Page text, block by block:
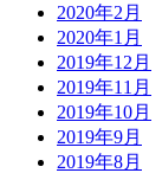
2020年2月
2020年1月
2019年12月
2019年11月
2019年10月
2019年9月
2019年8月